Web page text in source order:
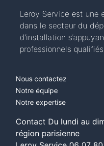
Leroy Service est une
dans le secteur du
d'installation
professionnels
Nous contactez
Notre équipe
Notre expertise
Contact Du lundi au
région parisienne